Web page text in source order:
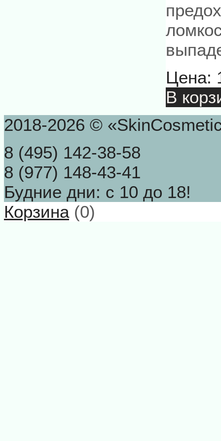
Цена:
В
2018-2026 ©
8 (495) 142-38-58
8 (977) 148-43-41
Будние дни: с 10 до 18!
Корзина(0)